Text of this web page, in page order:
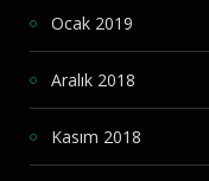
Ocak 2019
Aralık 2018
Kasım 2018